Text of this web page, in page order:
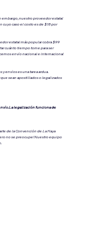
embargo, nuestro proveedor estatal
cuyo caso el costo es de $18 por
estatal más popular cobra $99
cuánto tiempo tome para ser
envío nacional e internacional
envíos es una tarea ardua.
sean apostillados o legalizados
legalización funciona de
de la Convención de La Haya
no se preocupe! Nuestro equipo